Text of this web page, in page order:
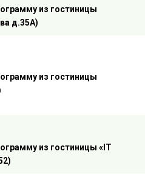
из гостиницы
д.35А)
из гостиницы
из гостиницы « IT